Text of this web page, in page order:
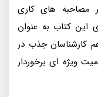
مصاحبه‌ هاى كارى
اين كتاب به‌ عنوان
كارشناسان جذب در
ويژه‌ اى برخوردار